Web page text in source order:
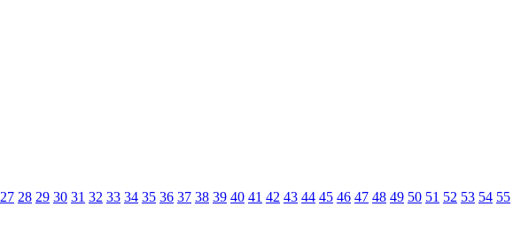
27 28 29 30 31 32 33 34 35 36 37 38 39 40 41 42 43 44 45 46 47 48 49 50 51 52 53 54 55